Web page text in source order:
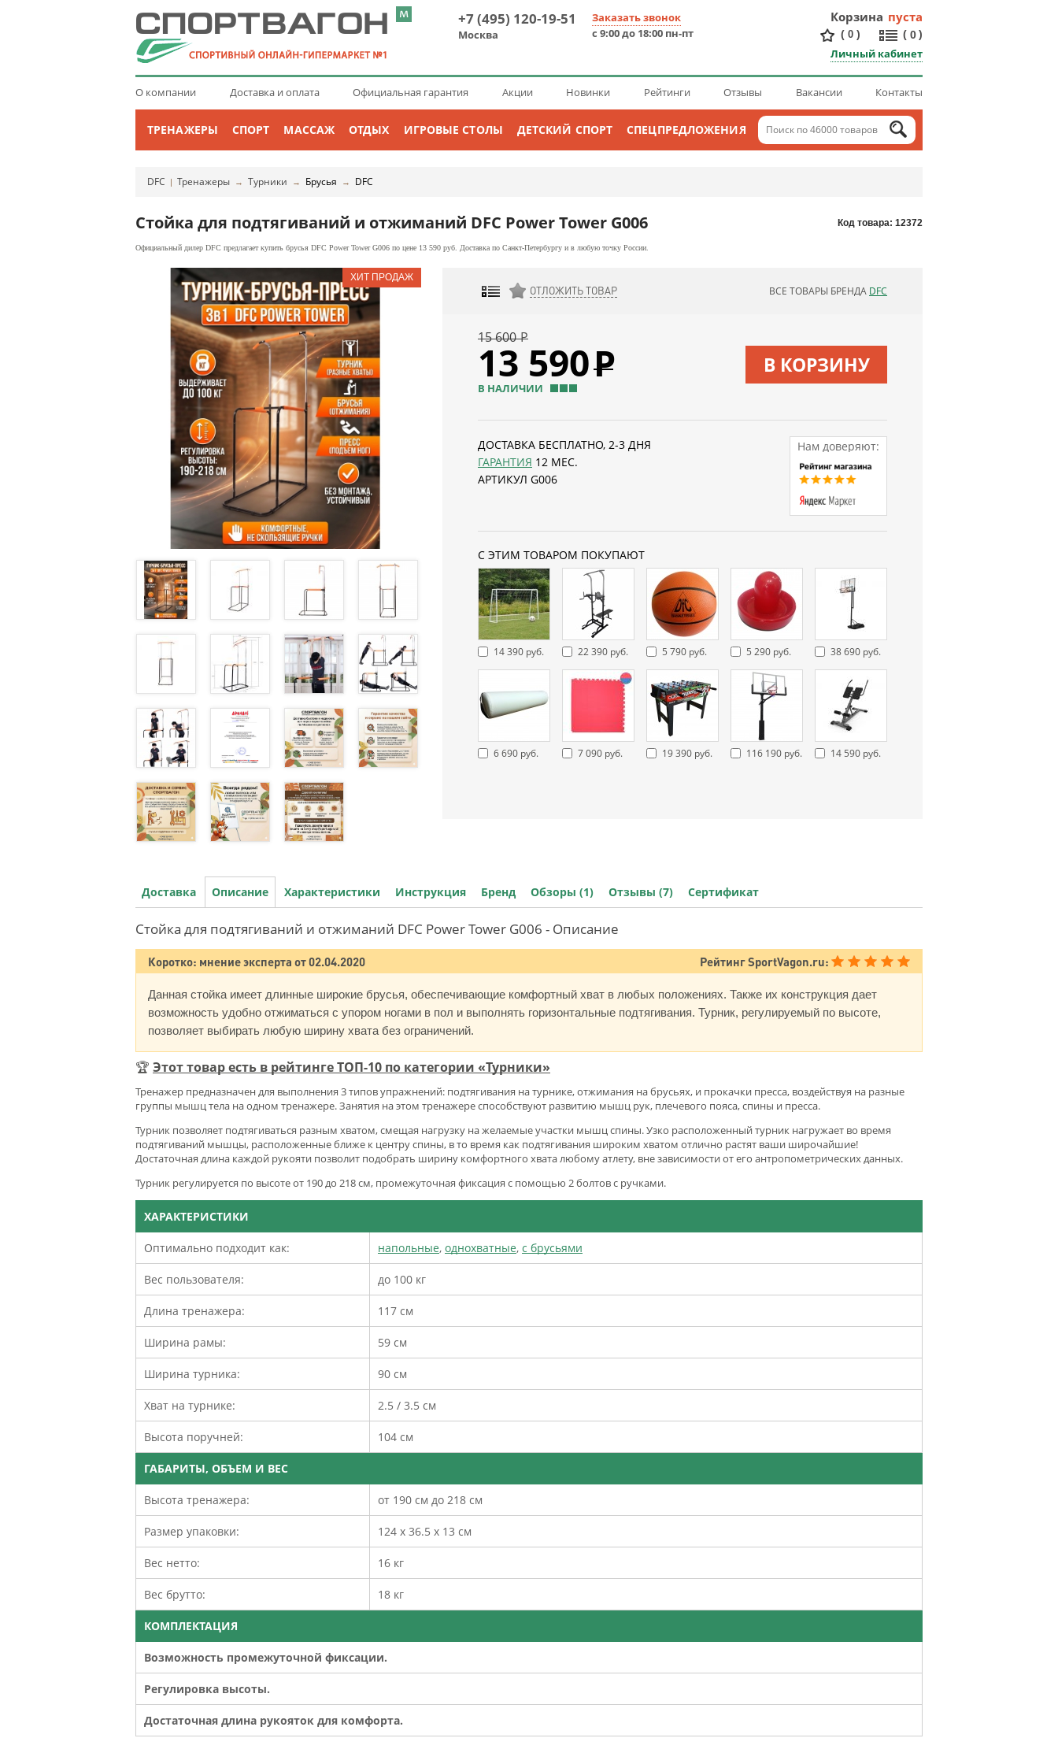
+7 (495) 120-19-51
Москва
Заказать звонок
с 9:00 до 18:00 пн-пт
Корзина пуста
( 0 ) ( 0 )
Личный кабинет
О компании Доставка и оплата Официальная гарантия Акции Новинки Рейтинги Отзывы Вакансии Контакты
ТРЕНАЖЕРЫ СПОРТ МАССАЖ ОТДЫХ ИГРОВЫЕ СТОЛЫ ДЕТСКИЙ СПОРТ СПЕЦПРЕДЛОЖЕНИЯ
DFC | Тренажеры → Турники → Брусья → DFC
Код товара: 12372
Стойка для подтягиваний и отжиманий DFC Power Tower G006
Официальный дилер DFC предлагает купить брусья DFC Power Tower G006 по цене 13 590 руб. Доставка по Санкт-Петербургу и в любую точку России.
ДОБАВИТЬ К СРАВНЕНИЮ ОБНОВЛЯЮ СПИСОК
ОТЛОЖИТЬ ТОВАР ВСЕ ТОВАРЫ БРЕНДА DFC
15 600 Р
13 590Р
В НАЛИЧИИ
В КОРЗИНУ
ДОСТАВКА БЕСПЛАТНО, 2-3 ДНЯ
ГАРАНТИЯ 12 МЕС.
АРТИКУЛ G006
Нам доверяют:
С ЭТИМ ТОВАРОМ ПОКУПАЮТ
14 390 руб. 22 390 руб. 5 790 руб. 5 290 руб. 38 690 руб.
6 690 руб. 7 090 руб. 19 390 руб. 116 190 руб. 14 590 руб.
Доставка Описание Характеристики Инструкция Бренд Обзоры (1) Отзывы (7) Сертификат
Стойка для подтягиваний и отжиманий DFC Power Tower G006 - Описание
Коротко: мнение эксперта от 02.04.2020 Рейтинг SportVagon.ru:
Данная стойка имеет длинные широкие брусья, обеспечивающие комфортный хват в любых положениях. Также их конструкция дает
возможность удобно отжиматься с упором ногами в пол и выполнять горизонтальные подтягивания. Турник, регулируемый по высоте,
позволяет выбирать любую ширину хвата без ограничений.
🏆 Этот товар есть в рейтинге ТОП-10 по категории «Турники»
Тренажер предназначен для выполнения 3 типов упражнений: подтягивания на турнике, отжимания на брусьях, и прокачки пресса, воздействуя на разные
группы мышц тела на одном тренажере. Занятия на этом тренажере способствуют развитию мышц рук, плечевого пояса, спины и пресса.
Турник позволяет подтягиваться разным хватом, смещая нагрузку на желаемые участки мышц спины. Узко расположенный турник нагружает во время
подтягиваний мышцы, расположенные ближе к центру спины, в то время как подтягивания широким хватом отлично растят ваши широчайшие!
Достаточная длина каждой рукояти позволит подобрать ширину комфортного хвата любому атлету, вне зависимости от его антропометрических данных.
Турник регулируется по высоте от 190 до 218 см, промежуточная фиксация с помощью 2 болтов с ручками.
ХАРАКТЕРИСТИКИ
Оптимально подходит как: напольные, однохватные, с брусьями
Вес пользователя: до 100 кг
Длина тренажера: 117 см
Ширина рамы: 59 см
Ширина турника: 90 см
Хват на турнике: 2.5 / 3.5 см
Высота поручней: 104 см
ГАБАРИТЫ, ОБЪЕМ И ВЕС
Высота тренажера: от 190 см до 218 см
Размер упаковки: 124 х 36.5 х 13 см
Вес нетто: 16 кг
Вес брутто: 18 кг
КОМПЛЕКТАЦИЯ
Возможность промежуточной фиксации.
Регулировка высоты.
Достаточная длина рукояток для комфорта.